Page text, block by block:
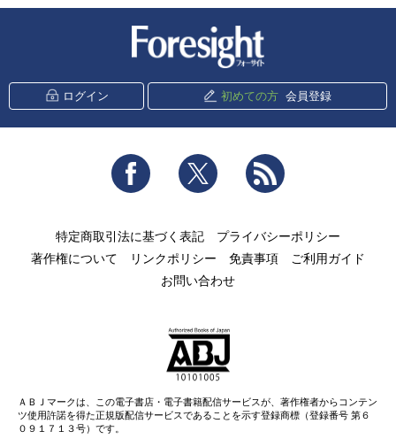
ログイン 初めての方 会員登録
Facebook Twitter
特定商取引法に基づく表記
プライバシーポリシー
著作権について
リンクポリシー 免責事項
ご利用ガイド
お問い合わせ
ＡＢＪマークは、この電子書店・電子書籍配信サービスが、著作権者からコンテン
ツ使用許諾を得た正規版配信サービスであることを示す登録商標（登録番号 第６
０９１７１３号）です。